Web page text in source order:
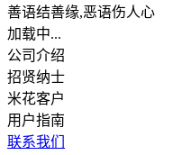
善语结善缘,恶语伤人心
加载中...
公司介绍
招贤纳士
米花客户
用户指南
联系我们